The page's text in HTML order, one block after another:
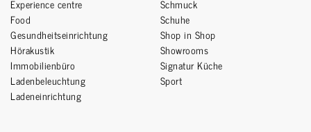
Experience centre
Food
Gesundheitseinrichtung
Hörakustik
Immobilienbüro
Ladenbeleuchtung
Ladeneinrichtung
Schmuck
Schuhe
Shop in Shop
Showrooms
Signatur Küche
Sport